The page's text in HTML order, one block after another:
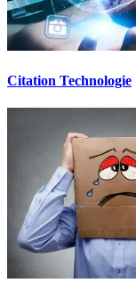
Citation Technologie